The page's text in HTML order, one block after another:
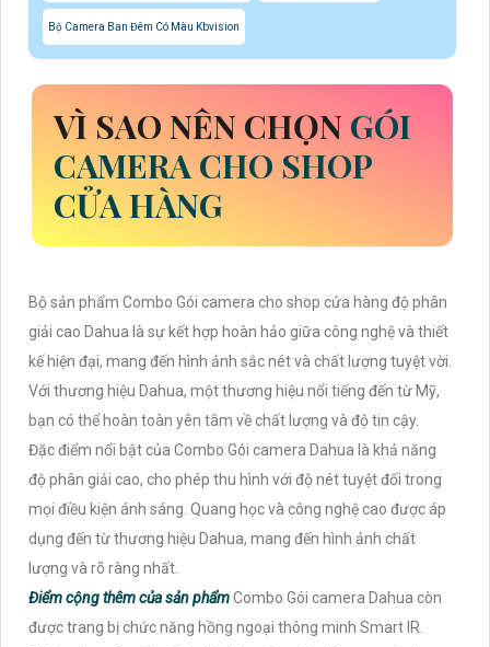
Bộ Camera Ban Đêm Có Màu Kbvision
VÌ SAO NÊN CHỌN GÓI
CAMERA CHO SHOP
CỬA HÀNG
Bộ sản phẩm Combo Gói camera cho shop cửa hàng độ phân
giải cao Dahua là sự kết hợp hoàn hảo giữa công nghệ và thiết
kế hiện đại, mang đến hình ảnh sắc nét và chất lượng tuyệt vời.
Với thương hiệu Dahua, một thương hiệu nổi tiếng đến từ Mỹ,
bạn có thể hoàn toàn yên tâm về chất lượng và độ tin cậy.
Đặc điểm nổi bật của Combo Gói camera Dahua là khả năng
độ phân giải cao, cho phép thu hình với độ nét tuyệt đối trong
mọi điều kiện ánh sáng. Quang học và công nghệ cao được áp
dụng đến từ thương hiệu Dahua, mang đến hình ảnh chất
lượng và rõ ràng nhất.
Điểm cộng thêm của sản phẩmCombo Gói camera Dahua còn
được trang bị chức năng hồng ngoại thông minh Smart IR.